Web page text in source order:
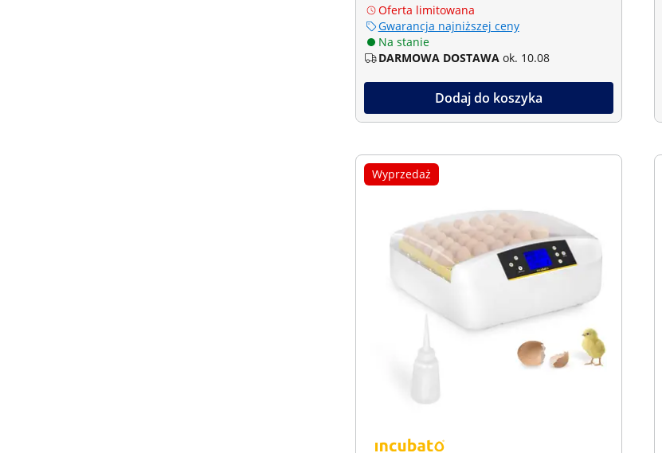
Oferta limitowana
Gwarancja najniższej ceny
Na stanie
DARMOWA DOSTAWA ok. 10.08
Dodaj do koszyka
Wyprzedaż